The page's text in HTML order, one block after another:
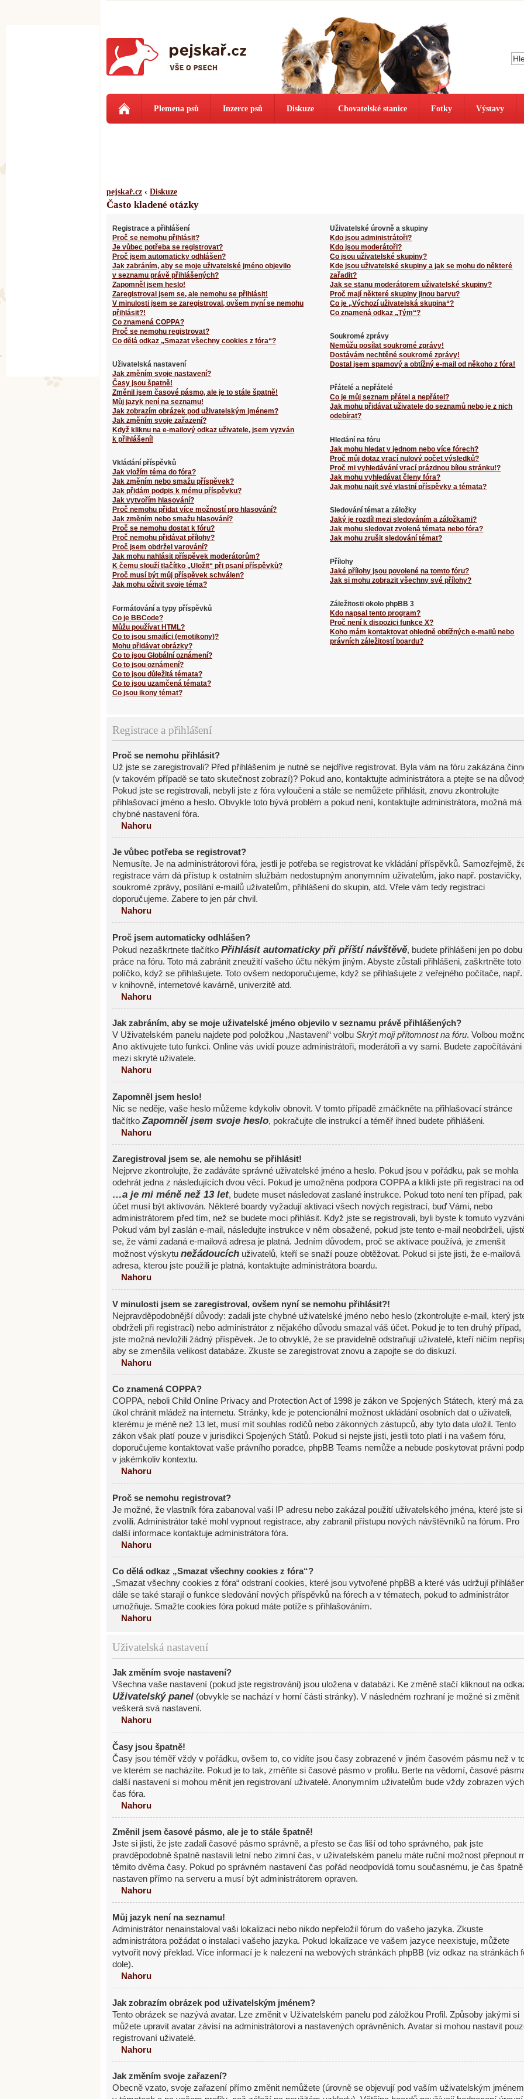
Plemena psů Inzerce psů Diskuze Chovatelské stanice Fotky Výstavy
pejskař.cz ‹ Diskuze
Často kladené otázky
Registrace a přihlášení
Proč se nemohu přihlásit?
Je vůbec potřeba se registrovat?
Proč jsem automaticky odhlášen?
Jak zabráním, aby se moje uživatelské jméno objevilo
v seznamu právě přihlášených?
Zapomněl jsem heslo!
Zaregistroval jsem se, ale nemohu se přihlásit!
V minulosti jsem se zaregistroval, ovšem nyní se nemohu
přihlásit?!
Co znamená COPPA?
Proč se nemohu registrovat?
Co dělá odkaz „Smazat všechny cookies z fóra“?
Uživatelská nastavení
Jak změním svoje nastavení?
Časy jsou špatně!
Změnil jsem časové pásmo, ale je to stále špatně!
Můj jazyk není na seznamu!
Jak zobrazím obrázek pod uživatelským jménem?
Jak změním svoje zařazení?
Když kliknu na e-mailový odkaz uživatele, jsem vyzván
k přihlášení!
Vkládání příspěvků
Jak vložím téma do fóra?
Jak změním nebo smažu příspěvek?
Jak přidám podpis k mému příspěvku?
Jak vytvořím hlasování?
Proč nemohu přidat více možností pro hlasování?
Jak změním nebo smažu hlasování?
Proč se nemohu dostat k fóru?
Proč nemohu přidávat přílohy?
Proč jsem obdržel varování?
Jak mohu nahlásit příspěvek moderátorům?
K čemu slouží tlačítko „Uložit“ při psaní příspěvků?
Proč musí být můj příspěvek schválen?
Jak mohu oživit svoje téma?
Formátování a typy příspěvků
Co je BBCode?
Můžu používat HTML?
Co to jsou smajlíci (emotikony)?
Mohu přidávat obrázky?
Co to jsou Globální oznámení?
Co to jsou oznámení?
Co to jsou důležitá témata?
Co to jsou uzamčená témata?
Co jsou ikony témat?
Uživatelské úrovně a skupiny
Kdo jsou administrátoři?
Kdo jsou moderátoři?
Co jsou uživatelské skupiny?
Kde jsou uživatelské skupiny a jak se mohu do některé
zařadit?
Jak se stanu moderátorem uživatelské skupiny?
Proč mají některé skupiny jinou barvu?
Co je „Výchozí uživatelská skupina“?
Co znamená odkaz „Tým“?
Soukromé zprávy
Nemůžu posílat soukromé zprávy!
Dostávám nechtěné soukromé zprávy!
Dostal jsem spamový a obtížný e-mail od někoho z fóra!
Přátelé a nepřátelé
Co je můj seznam přátel a nepřátel?
Jak mohu přidávat uživatele do seznamů nebo je z nich
odebírat?
Hledání na fóru
Jak mohu hledat v jednom nebo více fórech?
Proč můj dotaz vrací nulový počet výsledků?
Proč mi vyhledávání vrací prázdnou bílou stránku!?
Jak mohu vyhledávat členy fóra?
Jak mohu najít své vlastní příspěvky a témata?
Sledování témat a záložky
Jaký je rozdíl mezi sledováním a záložkami?
Jak mohu sledovat zvolená témata nebo fóra?
Jak mohu zrušit sledování témat?
Přílohy
Jaké přílohy jsou povolené na tomto fóru?
Jak si mohu zobrazit všechny své přílohy?
Záležitosti okolo phpBB 3
Kdo napsal tento program?
Proč není k dispozici funkce X?
Koho mám kontaktovat ohledně obtížných e-mailů nebo
právních záležitostí boardu?
Registrace a přihlášení
Proč se nemohu přihlásit?
Už jste se zaregistrovali? Před přihlášením je nutné se nejdříve registrovat. Byla vám na fóru zakázána
(v takovém případě se tato skutečnost zobrazí)? Pokud ano, kontaktujte administrátora a ptejte se na
Pokud jste se registrovali, nebyli jste z fóra vyloučeni a stále se nemůžete přihlásit, znovu zkontrolujte
přihlašovací jméno a heslo. Obvykle toto bývá problém a pokud není, kontaktujte administrátora, možná má
chybné nastavení fóra.
Nahoru
Je vůbec potřeba se registrovat?
Nemusíte. Je na administrátorovi fóra, jestli je potřeba se registrovat ke vkládání příspěvků. Samozřejmě,
registrace vám dá přístup k ostatním službám nedostupným anonymním uživatelům, jako např. postavičky,
soukromé zprávy, posílání e-mailů uživatelům, přihlášení do skupin, atd. Vřele vám tedy registraci
doporučujeme. Zabere to jen pár chvil.
Nahoru
Proč jsem automaticky odhlášen?
Pokud nezaškrtnete tlačítko Přihlásit automaticky při příští návštěvě, budete přihlášeni jen po dobu
práce na fóru. Toto má zabránit zneužití vašeho účtu někým jiným. Abyste zůstali přihlášeni, zaškrtněte toto
políčko, když se přihlašujete. Toto ovšem nedoporučujeme, když se přihlašujete z veřejného počítače, např.
v knihovně, internetové kavárně, univerzitě atd.
Nahoru
Jak zabráním, aby se moje uživatelské jméno objevilo v seznamu právě přihlášených?
V Uživatelském panelu najdete pod položkou „Nastavení“ volbu Skrýt moji přítomnost na fóru. Volbou
Ano aktivujete tuto funkci. Online vás uvidí pouze administrátoři, moderátoři a vy sami. Budete započítáváni
mezi skryté uživatele.
Nahoru
Zapomněl jsem heslo!
Nic se neděje, vaše heslo můžeme kdykoliv obnovit. V tomto případě zmáčkněte na přihlašovací stránce
tlačítko Zapomněl jsem svoje heslo, pokračujte dle instrukcí a téměř ihned budete přihlášeni.
Nahoru
Zaregistroval jsem se, ale nemohu se přihlásit!
Nejprve zkontrolujte, že zadáváte správné uživatelské jméno a heslo. Pokud jsou v pořádku, pak se mohla
odehrát jedna z následujících dvou věcí. Pokud je umožněna podpora COPPA a klikli jste při registraci na
…a je mi méně než 13 let, budete muset následovat zaslané instrukce. Pokud toto není ten případ, pak
účet musí být aktivován. Některé boardy vyžadují aktivaci všech nových registrací, buď Vámi, nebo
administrátorem před tím, než se budete moci přihlásit. Když jste se registrovali, byli byste k tomuto
Pokud vám byl zaslán e-mail, následujte instrukce v něm obsažené, pokud jste tento e-mail neobdrželi,
se, že vámi zadaná e-mailová adresa je platná. Jedním důvodem, proč se aktivace používá, je zmenšit
možnost výskytu nežádoucích uživatelů, kteří se snaží pouze obtěžovat. Pokud si jste jisti, že e-mailová
adresa, kterou jste použili je platná, kontaktujte administrátora boardu.
Nahoru
V minulosti jsem se zaregistroval, ovšem nyní se nemohu přihlásit?!
Nejpravděpodobnější důvody: zadali jste chybné uživatelské jméno nebo heslo (zkontrolujte e-mail, který
obdrželi při registraci) nebo administrátor z nějakého důvodu smazal váš účet. Pokud je to ten druhý případ,
jste možná nevložili žádný příspěvek. Je to obvyklé, že se pravidelně odstraňují uživatelé, kteří ničím
aby se zmenšila velikost databáze. Zkuste se zaregistrovat znovu a zapojte se do diskuzí.
Nahoru
Co znamená COPPA?
COPPA, neboli Child Online Privacy and Protection Act of 1998 je zákon ve Spojených Státech, který má za
úkol chránit mládež na internetu. Stránky, kde je potencionální možnost ukládání osobních dat o uživateli,
kterému je méně než 13 let, musí mít souhlas rodičů nebo zákonných zástupců, aby tyto data uložil. Tento
zákon však platí pouze v jurisdikci Spojených Států. Pokud si nejste jisti, jestli toto platí i na vašem fóru,
doporučujeme kontaktovat vaše právního poradce, phpBB Teams nemůže a nebude poskytovat právni
v jakémkoliv kontextu.
Nahoru
Proč se nemohu registrovat?
Je možné, že vlastník fóra zabanoval vaši IP adresu nebo zakázal použití uživatelského jména, které jste si
zvolili. Administrátor také mohl vypnout registrace, aby zabranil přístupu nových návštěvníků na fórum. Pro
další informace kontaktuje administrátora fóra.
Nahoru
Co dělá odkaz „Smazat všechny cookies z fóra“?
„Smazat všechny cookies z fóra“ odstraní cookies, které jsou vytvořené phpBB a které vás udržují
dále se také starají o funkce sledování nových příspěvků na fórech a v tématech, pokud to administrátor
umožňuje. Smažte cookies fóra pokud máte potíže s přihlašováním.
Nahoru
Uživatelská nastavení
Jak změním svoje nastavení?
Všechna vaše nastavení (pokud jste registrováni) jsou uložena v databázi. Ke změně stačí kliknout na
Uživatelský panel (obvykle se nachází v horní části stránky). V následném rozhraní je možné si změnit
veškerá svá nastavení.
Nahoru
Časy jsou špatně!
Časy jsou téměř vždy v pořádku, ovšem to, co vidíte jsou časy zobrazené v jiném časovém pásmu než v
ve kterém se nacházíte. Pokud je to tak, změňte si časové pásmo v profilu. Berte na vědomí, časové
další nastavení si mohou měnit jen registrovaní uživatelé. Anonymním uživatelům bude vždy zobrazen
čas fóra.
Nahoru
Změnil jsem časové pásmo, ale je to stále špatně!
Jste si jisti, že jste zadali časové pásmo správně, a přesto se čas liší od toho správného, pak jste
pravděpodobně špatně nastavili letní nebo zimní čas, v uživatelském panelu máte ruční možnost přepnout
těmito dvěma časy. Pokud po správném nastavení čas pořád neodpovídá tomu současnému, je čas špatně
nastaven přímo na serveru a musí být administrátorem opraven.
Nahoru
Můj jazyk není na seznamu!
Administrátor nenainstaloval vaši lokalizaci nebo nikdo nepřeložil fórum do vašeho jazyka. Zkuste
administrátora požádat o instalaci vašeho jazyka. Pokud lokalizace ve vašem jazyce neexistuje, můžete
vytvořit nový překlad. Více informací je k nalezení na webových stránkách phpBB (viz odkaz na stránkách
dole).
Nahoru
Jak zobrazím obrázek pod uživatelským jménem?
Tento obrázek se nazývá avatar. Lze změnit v Uživatelském panelu pod záložkou Profil. Způsoby jakými si
můžete upravit avatar závisí na administrátorovi a nastavených oprávněních. Avatar si mohou nastavit
registrovaní uživatelé.
Nahoru
Jak změním svoje zařazení?
Obecně vzato, svoje zařazení přímo změnit nemůžete (úrovně se objevují pod vaším uživatelským jménem